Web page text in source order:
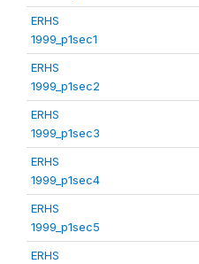
ERHS
1999_p1sec1
ERHS
1999_p1sec2
ERHS
1999_p1sec3
ERHS
1999_p1sec4
ERHS
1999_p1sec5
ERHS